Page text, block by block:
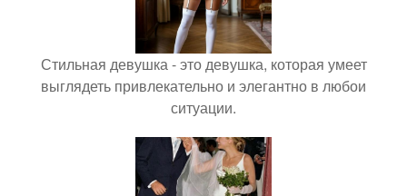
Стильная девушка - это девушка, которая умеет
выглядеть привлекательно и элегантно в любои
ситуации.